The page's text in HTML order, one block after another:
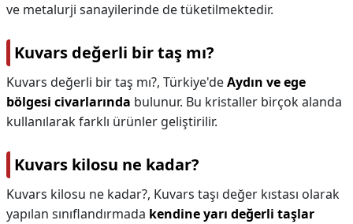
ve metalurji sanayilerinde de tüketilmektedir.
Kuvars değerli bir taş mı?
Kuvars değerli bir taş mı?, Türkiye'deAydın ve ege
bölgesi civarlarında bulunur. Bu kristaller birçok alanda
kullanılarak farklı ürünler geliştirilir.
Kuvars kilosu ne kadar?
Kuvars kilosu ne kadar?, Kuvars taşı değer kıstası olarak
yapılan sınıflandırmada kendine yarı değerli taşlar